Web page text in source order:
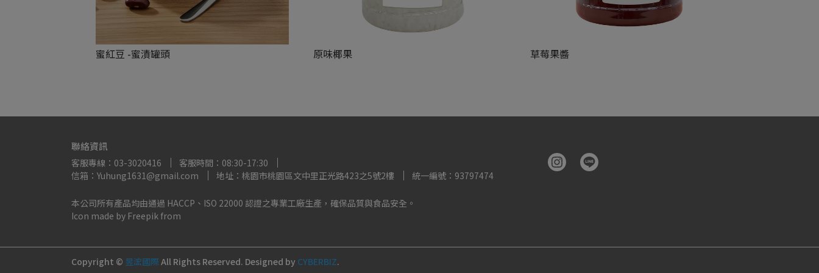
蜜紅豆 -蜜漬罐頭 原味椰果 草莓果醬
聯絡資訊
客服專線：03-3020416
客服時間：08:30-17:30
信箱：Yuhung1631@gmail.com
地址：桃園市桃園區文中里正光路423之5號2樓 統一編號：93797474
本公司所有產品均由通過 HACCP、ISO 22000 認證之專業工廠生產，確保品質與食品安全。
Icon made by Freepik from
Copyright © 昱浤國際 All Rights Reserved. Designed by CYBERBIZ.